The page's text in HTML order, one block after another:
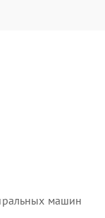
машин